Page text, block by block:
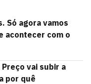
Só agora vamos
acontecer com o
vai subir a
por quê